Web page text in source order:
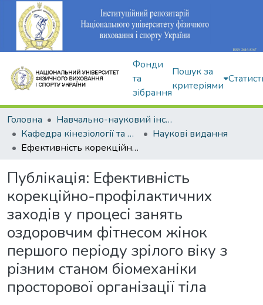
Фонди
та
зібрання
Пошук за
критеріями
Головна
Навчально-науковий інститут здоров'я, реабілітації та фізичного виховання
Кафедра кінезіології та фізкультурно-спортивної реабілітації
Наукові видання
Ефективність корекційно-профілактичних заходів у процесі занять оздоровчим фітнесом жінок першого періоду зрілого віку з різним станом біомеханіки просторової організації тіла
Публікація: Ефективність
корекційно-профілактичних
заходів у процесі занять
оздоровчим фітнесом жінок
першого періоду зрілого віку з
різним станом біомеханіки
просторової організації тіла